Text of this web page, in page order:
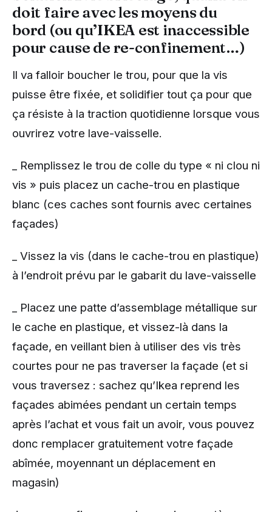
doit faire avec les moyens du
bord (ou qu’IKEA est inaccessible
pour cause de re-confinement…)
Il va falloir boucher le trou, pour que la vis
puisse être fixée, et solidifier tout ça pour que
ça résiste à la traction quotidienne lorsque vous
ouvrirez votre lave-vaisselle.
_ Remplissez le trou de colle du type « ni clou ni
vis » puis placez un cache-trou en plastique
blanc (ces caches sont fournis avec certaines
façades)
_ Vissez la vis (dans le cache-trou en plastique)
à l’endroit prévu par le gabarit du lave-vaisselle
_ Placez une patte d’assemblage métallique sur
le cache en plastique, et vissez-là dans la
façade, en veillant bien à utiliser des vis très
courtes pour ne pas traverser la façade (et si
vous traversez : sachez qu’Ikea reprend les
façades abimées pendant un certain temps
après l’achat et vous fait un avoir, vous pouvez
donc remplacer gratuitement votre façade
abîmée, moyennant un déplacement en
magasin)